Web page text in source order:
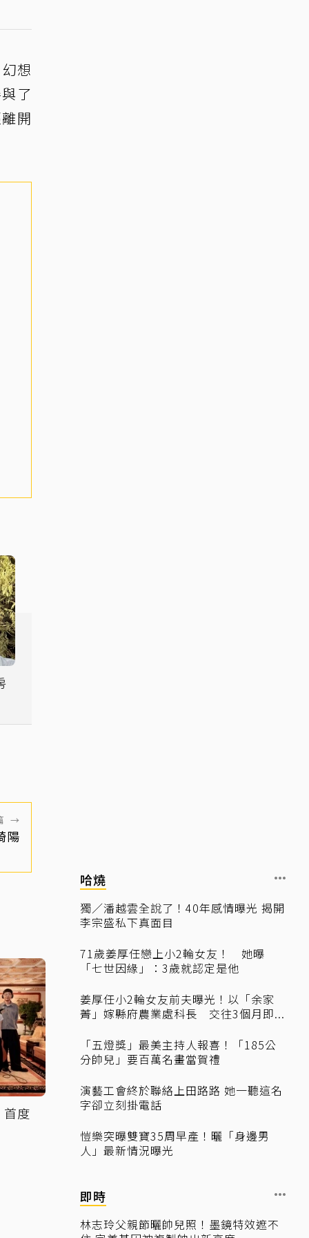
想
了
開
→
陽
度
哈燒
獨／潘越雲全說了！40年感情曝光 揭開
李宗盛私下真面目
71歲姜厚任戀上小2輪女友！ 她曝
「七世因緣」：3歲就認定是他
姜厚任小2輪女友前夫曝光！以「余家
菁」嫁縣府農業處科長 交往3個月即...
「五燈獎」最美主持人報喜！「185公
分帥兒」要百萬名畫當賀禮
演藝工會終於聯絡上田路路 她一聽這名
字卻立刻掛電話
愷樂突曝雙寶35周早產！曬「身邊男
人」最新情況曝光
即時
林志玲父親節曬帥兒照！墨鏡特效遮不